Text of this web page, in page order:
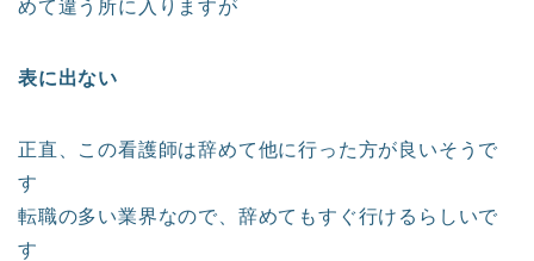
めて違う所に入りますが
表に出ない
正直、この看護師は辞めて他に行った方が良いそうで
す
転職の多い業界なので、辞めてもすぐ行けるらしいで
す